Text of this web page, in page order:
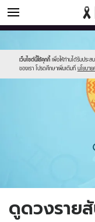
ดูดวง
เว็บไซต์นี้ใช้คุกกี้ เพื่อให้ท่านได้รับประ
ของเรา โปรดศึกษาเพิ่มเติมที่ นโยบาย
new-
sanook.png
ดูดวงราย